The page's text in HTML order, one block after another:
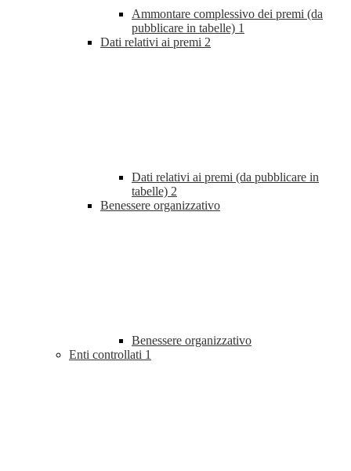
Ammontare complessivo dei premi (da
pubblicare in tabelle) 1
Dati relativi ai premi 2
Dati relativi ai premi (da pubblicare in
tabelle) 2
Benessere organizzativo
Benessere organizzativo
Enti controllati 1